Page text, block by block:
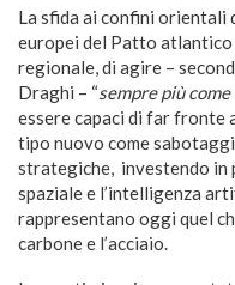
La sfida ai confini orientali
europei del Patto atlantico
regionale, di agire –
Draghi – “sempre più
essere capaci di far fronte
tipo nuovo come
strategiche, investendo in
spaziale e l’intelligenza
rappresentano oggi quel
carbone e l’acciaio.